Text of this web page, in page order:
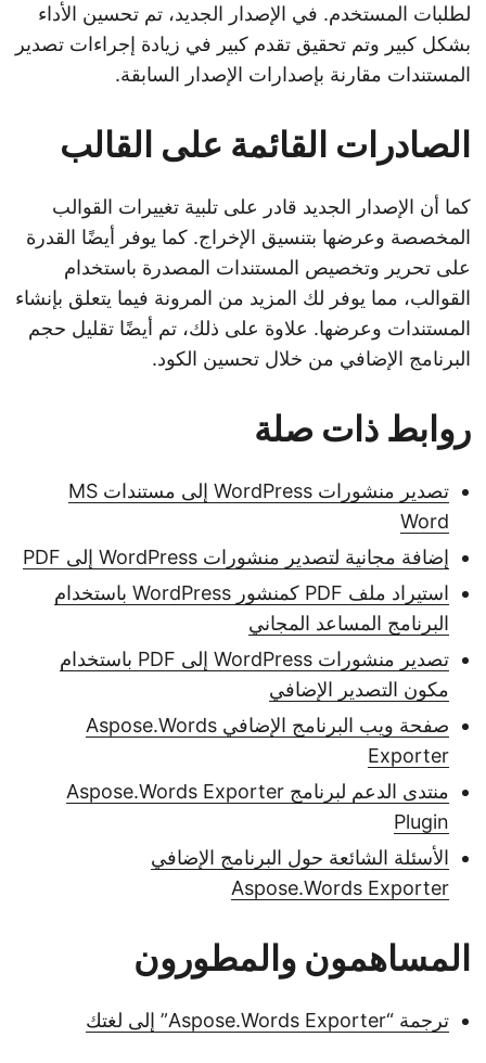
لطلبات المستخدم. في الإصدار الجديد، تم تحسين الأداء
بشكل كبير وتم تحقيق تقدم كبير في زيادة إجراءات تصدير
المستندات مقارنة بإصدارات الإصدار السابقة.
الصادرات القائمة على القالب
كما أن الإصدار الجديد قادر على تلبية تغييرات القوالب
المخصصة وعرضها بتنسيق الإخراج. كما يوفر أيضًا القدرة
على تحرير وتخصيص المستندات المصدرة باستخدام
القوالب، مما يوفر لك المزيد من المرونة فيما يتعلق بإنشاء
المستندات وعرضها. علاوة على ذلك، تم أيضًا تقليل حجم
البرنامج الإضافي من خلال تحسين الكود.
روابط ذات صلة
تصدير منشورات WordPress إلى مستندات MS
Word
إضافة مجانية لتصدير منشورات WordPress إلى PDF
استيراد ملف PDF كمنشور WordPress باستخدام
البرنامج المساعد المجاني
تصدير منشورات WordPress إلى PDF باستخدام
مكون التصدير الإضافي
صفحة ويب البرنامج الإضافي Aspose.Words
Exporter
منتدى الدعم لبرنامج Aspose.Words Exporter
Plugin
الأسئلة الشائعة حول البرنامج الإضافي
Aspose.Words Exporter
المساهمون والمطورون
ترجمة “Aspose.Words Exporter” إلى لغتك